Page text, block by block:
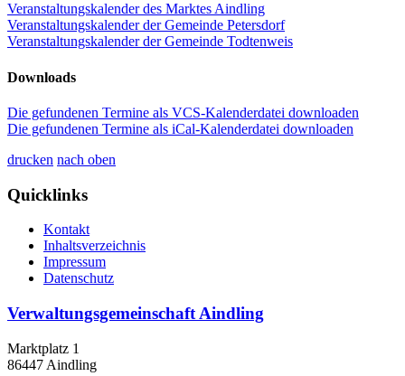
Veranstaltungskalender des Marktes Aindling
Veranstaltungskalender der Gemeinde Petersdorf
Veranstaltungskalender der Gemeinde Todtenweis
Downloads
Die gefundenen Termine als VCS-Kalenderdatei downloaden
Die gefundenen Termine als iCal-Kalenderdatei downloaden
drucken nach oben
Quicklinks
Kontakt
Inhaltsverzeichnis
Impressum
Datenschutz
Verwaltungsgemeinschaft Aindling
Marktplatz 1
86447 Aindling